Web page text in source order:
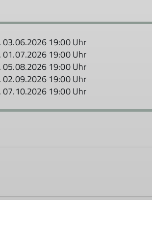
03.06.2026 19:00 Uhr
01.07.2026 19:00 Uhr
05.08.2026 19:00 Uhr
02.09.2026 19:00 Uhr
07.10.2026 19:00 Uhr